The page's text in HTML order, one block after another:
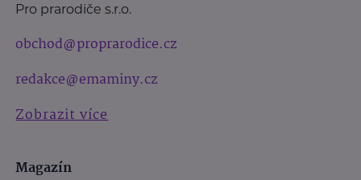
Pro prarodiče s.r.o.
obchod@proprarodice.cz
redakce@emaminy.cz
Zobrazit více
Magazín